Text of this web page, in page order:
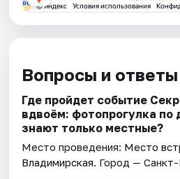
Вопросы и ответы
Где пройдет событие
вдвоём: фотопрогулка по
знают только местные?
Место проведения: Место
Владимирская. Город —